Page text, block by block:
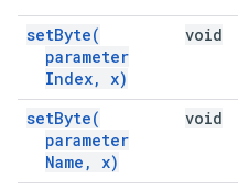
setByte(
parameter
Index, x)
void
setByte(
parameter
Name , x)
void